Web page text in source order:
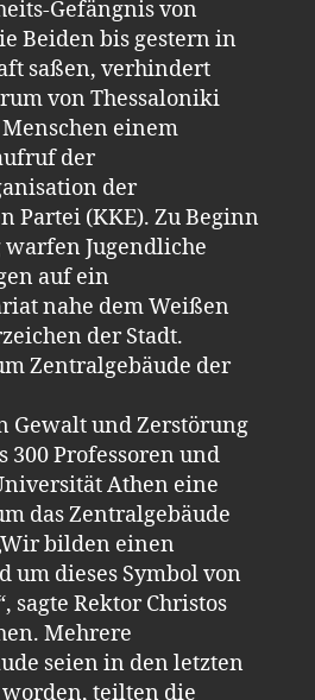
Gefängnis von
Beiden bis gestern in
saßen, verhindert
von Thessaloniki
einem
der
der
Partei (KKE). Zu Beginn
Jugendliche
auf ein
nahe dem Weißen
der Stadt.
Zentralgebäude der
Gewalt und Zerstörung
300 Professoren und
Athen eine
das Zentralgebäude
bilden einen
um dieses Symbol von
sagte Rektor Christos
Mehrere
seien in den letzten
teilten die